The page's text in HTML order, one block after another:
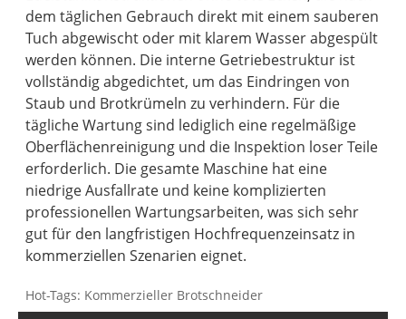
dem täglichen Gebrauch direkt mit einem sauberen
Tuch abgewischt oder mit klarem Wasser abgespült
werden können. Die interne Getriebestruktur ist
vollständig abgedichtet, um das Eindringen von
Staub und Brotkrümeln zu verhindern. Für die
tägliche Wartung sind lediglich eine regelmäßige
Oberflächenreinigung und die Inspektion loser Teile
erforderlich. Die gesamte Maschine hat eine
niedrige Ausfallrate und keine komplizierten
professionellen Wartungsarbeiten, was sich sehr
gut für den langfristigen Hochfrequenzeinsatz in
kommerziellen Szenarien eignet.
Hot-Tags: Kommerzieller Brotschneider